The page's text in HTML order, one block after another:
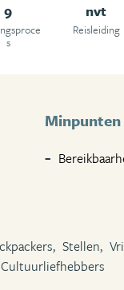
9
s
nvt
Reisleiding
Minpunten
Stellen,
Cultuurliefhebbers